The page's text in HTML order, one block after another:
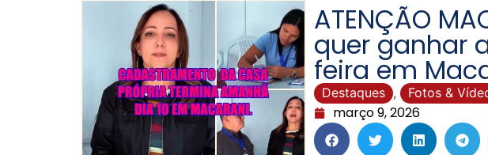
ATENÇÃO
quer ganhar
feira em
Destaques , Fotos &
março 9, 2026